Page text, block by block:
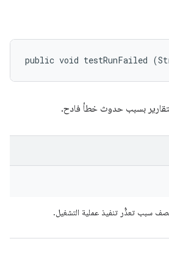
public void testRunFailed
بسبب حدوث خطأ فادح.
سبب تعذُّر تنفيذ عملية التشغيل.